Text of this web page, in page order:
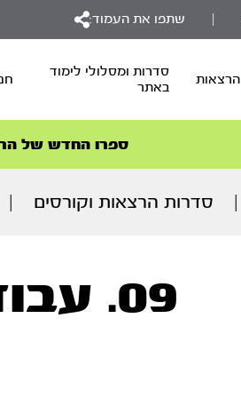
שתפו את העמוד:
הרצאות
סדרות ומסלולי לימוד
באתר
הסדרה
ספרו החדש של הרב
הצטרפו
הסדרה
סדרות הרצאות וקורסים
09. עבודת הקורבנות